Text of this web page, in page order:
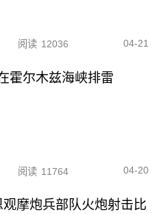
阅读 12036 04-21
霍尔木兹海峡排雷
阅读 11764 04-20
观摩炮兵部队火炮射击比